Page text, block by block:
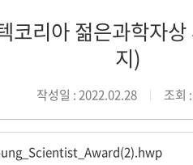
코리아 젊은과학자
지)
작성일 : 2022.02.28 조회